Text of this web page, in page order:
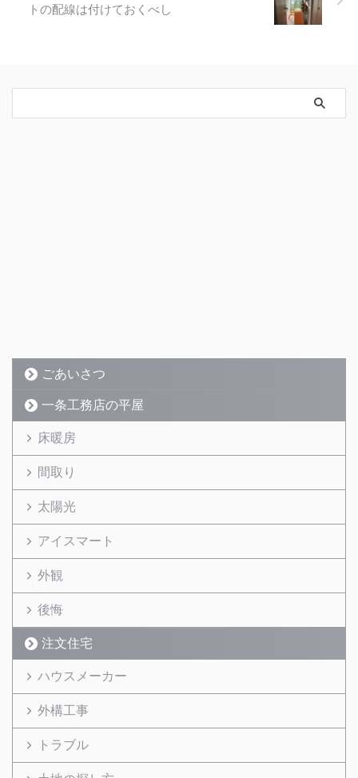
トの配線は付けておくべし
ごあいさつ
一条工務店の平屋
床暖房
間取り
太陽光
アイスマート
外観
後悔
注文住宅
ハウスメーカー
外構工事
トラブル